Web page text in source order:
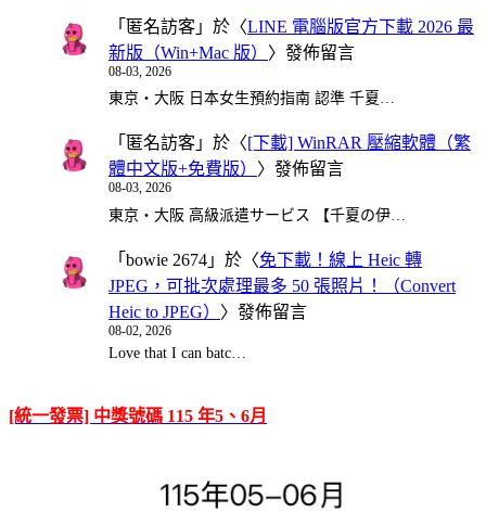
「 匿名訪客 」於〈LINE 電腦版官方下載 2026 最
新版（Win+Mac 版） 〉發佈留言
08-03, 2026
東京・大阪 日本女生預約指南 認準 千夏…
「 匿名訪客 」於〈 [下載] WinRAR 壓縮軟體（繁
體中文版+免費版）
〉發佈留言
08-03, 2026
東京・大阪 高級派遣サービス 【千夏の伊…
「 bowie 2674 」於〈免下載！線上 Heic 轉
JPEG，可批次處理最多 50 張照片！（Convert
Heic to JPEG） 〉發佈留言
08-02, 2026
Love that I can batc…
[統一發票] 中獎號碼 115 年5、6月